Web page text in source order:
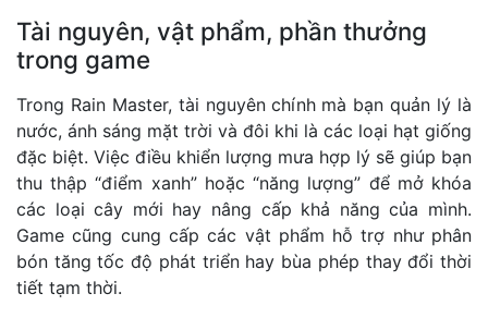
Tài nguyên, vật phẩm, phần thưởng
trong game
Trong Rain Master, tài nguyên chính mà bạn quản lý là
nước, ánh sáng mặt trời và đôi khi là các loại hạt giống
đặc biệt. Việc điều khiển lượng mưa hợp lý sẽ giúp bạn
thu thập “điểm xanh” hoặc “năng lượng” để mở khóa
các loại cây mới hay nâng cấp khả năng của mình.
Game cũng cung cấp các vật phẩm hỗ trợ như phân
bón tăng tốc độ phát triển hay bùa phép thay đổi thời
tiết tạm thời.